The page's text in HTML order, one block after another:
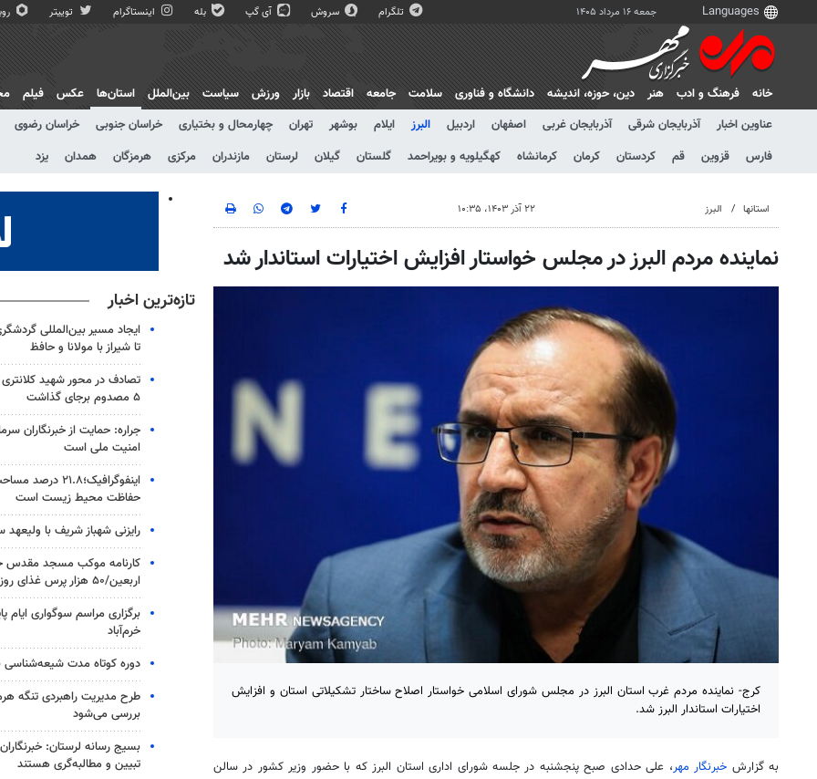
جمعه ۱۶ مرداد ۱۴۰۵ تلگرام سروش آی گپ بله اینستاگرام توییتر
خانه فرهنگ و ادب هنر دين، حوزه، انديشه دانشگاه و فناوری سلامت جامعه اقتصاد بازار ورزش سیاست بین‌الملل
استان‌ها
عناوین اخبار
آذربایجان شرقی آذربایجان غربی اصفهان اردبیل البرز ایلام بوشهر تهران چهارمحال و بختیاری خراسان جنوبی خراسان رضوی
فارس
قزوین قم کردستان کرمان کرمانشاه کهگیلویه و بویراحمد گلستان گیلان لرستان مازندران مرکزی هرمزگان همدان یزد
عکس فیلم
استانها البرز ۲۲ آذر ۱۴۰۳، ۱۰:۳۵
نماینده مردم البرز در مجلس خواستار افزایش اختیارات استاندار شد
کرج- نماینده مردم غرب استان البرز در مجلس شورای اسلامی خواستار اصلاح ساختار تشکیلاتی استان و افزایش
اختیارات استاندار البرز شد.
به گزارش خبرنگار مهر، علی حدادی صبح پنجشنبه در جلسه شورای اداری استان البرز که با حضور وزیر کشور در سالن
تازه‌ترین اخبار
ایجاد مسیر بین‌المللی
تا شیراز با مولانا و حافظ
۵ مصدوم برجای گذاشت
جراره: حمایت از خبرنگاران
امنیت ملی است
اینفوگرافیک؛۲۱.۸
حفاظت محیط زیست است
رایزنی شهباز شریف با
کارنامه موکب مسجد مقدس
اربعین/۵۰ هزار پرس غذای روزانه
برگزاری مراسم سوگواری ایام
خرم‌آباد
دوره کوتاه مدت شیعه‌شناسی
طرح مدیریت راهبردی تنگه
بررسی می‌شود
بسیج رسانه لرستان:
تبیین و مطالبه‌گری هستند